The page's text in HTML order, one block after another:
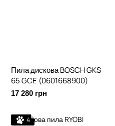
Пила дискова BOSCH GKS
65 GCE (0601668900)
17 280 грн
4